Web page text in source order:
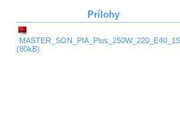
Prílohy
(80kB)